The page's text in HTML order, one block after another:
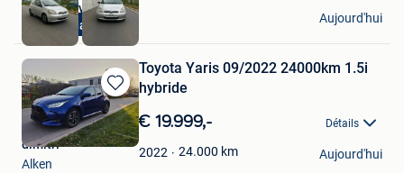
1jaar garantie
Tops & Kevin Cars
Geraardsbergen
Aujourd'hui
Sauvegarder
dans
Mes
Favoris
Toyota Yaris 09/2022 24000km 1.5i
hybride
€ 19.999,- Détails
2022 24.000 km
dimitri
Alken
Aujourd'hui